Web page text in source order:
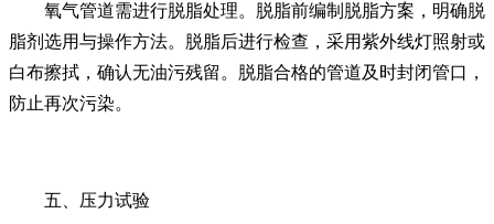
氧气管道需进行脱脂处理。脱脂前编制脱脂方案，明确脱
脂剂选用与操作方法。脱脂后进行检查，采用紫外线灯照射或
白布擦拭，确认无油污残留。脱脂合格的管道及时封闭管口，
防止再次污染。
五、压力试验